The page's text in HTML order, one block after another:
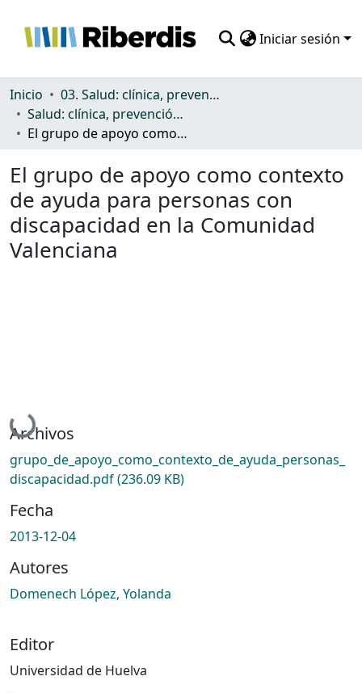
Iniciar sesión
Comunidades
Todo DSpace
Inicio
03. Salud: clínica, prevención, atención sanitaria y (re)habilitación
Salud: clínica, prevención, atención sanitaria y (re)habilitación
El grupo de apoyo como contexto de ayuda para personas con discapacidad en la Comunidad Valenciana
El grupo de apoyo como contexto
de ayuda para personas con
discapacidad en la Comunidad
Valenciana
Cargando...
Archivos
grupo_de_apoyo_como_contexto_de_ayuda_personas_
discapacidad.pdf(236.09 KB)
Fecha
2013-12-04
Autores
Domenech López, Yolanda
Editor
Universidad de Huelva